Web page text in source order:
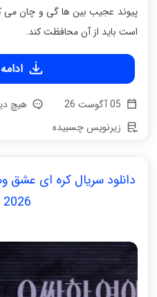
پیوند عجیب بین ها گی و چان می
است باید از آن محافظت کند.
هیچ
زیرنویس چسبیده